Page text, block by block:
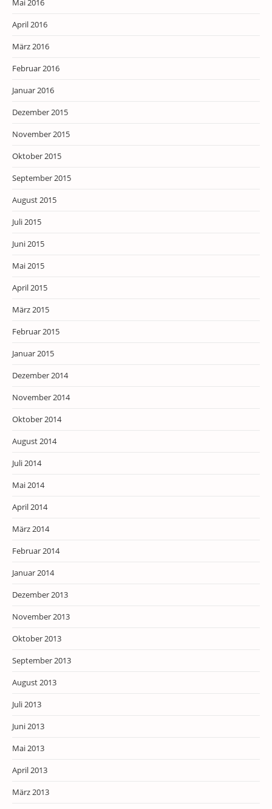
Mai 2016
April 2016
März 2016
Februar 2016
Januar 2016
Dezember 2015
November 2015
Oktober 2015
September 2015
August 2015
Juli 2015
Juni 2015
Mai 2015
April 2015
März 2015
Februar 2015
Januar 2015
Dezember 2014
November 2014
Oktober 2014
August 2014
Juli 2014
Mai 2014
April 2014
März 2014
Februar 2014
Januar 2014
Dezember 2013
November 2013
Oktober 2013
September 2013
August 2013
Juli 2013
Juni 2013
Mai 2013
April 2013
März 2013